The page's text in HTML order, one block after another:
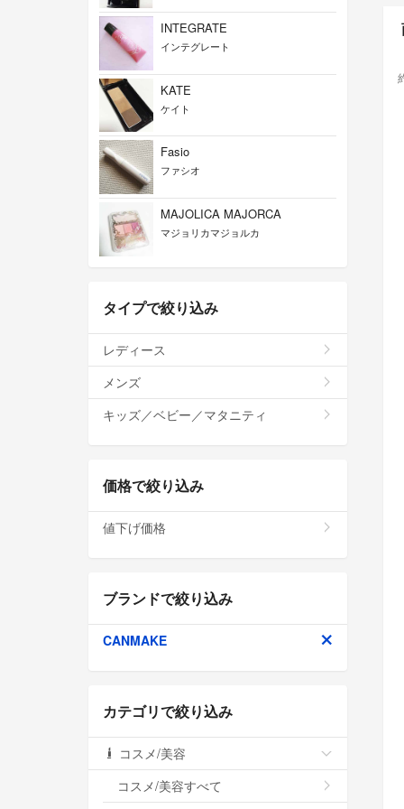
INTEGRATE
インテグレート
KATE
ケイト
Fasio
ファシオ
MAJOLICA MAJORCA
マジョリカマジョルカ
タイプで絞り込み
レディース
メンズ
キッズ／ベビー／マタニティ
価格で絞り込み
値下げ価格
ブランドで絞り込み
CANMAKE
カテゴリで絞り込み
コスメ/美容
コスメ/美容すべて